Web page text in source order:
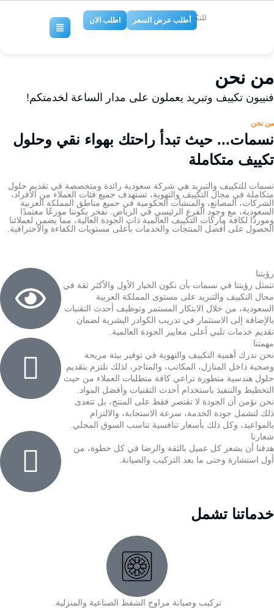
للتكييف والتبريد
أطلب عرض السعر اطلب الان
من نحن
فنييون تكييف وتبريد يعملون على مدار الساعة لخدمتكم!
من نحن
نسمات... حيث تبدأ راحتك بهواء نقي وحلول
تكييف متكاملة
نسمات للتكييف والتبريد هي شركة سعودية رائدة ومتخصصة في تقديم حلول
متكاملة في مجال التكييف والتهوية، تستهدف جميع فئات العملاء من الأفراد،
الشركات، المصانع، والمنشآت الحكومية في جميع مناطق المملكة العربية
السعودية، مع وجود الفرع الرئيسي في الرياض. نفخر بكوننا موزعًا معتمدًا
وموردًا لكافة ماركات التكييف العالمية ذات الجودة العالية، مما يضمن لعملائنا
الحصول على أفضل المنتجات والخدمات بأعلى مستويات الكفاءة والاحترافية.
رؤيتنا
تتمثل رؤيتنا في نسمات بأن نكون الخيار الأول والأكثر ثقة في
مجال التكييف والتبريد على مستوى المملكة العربية
السعودية، من خلال الابتكار المستمر وتوظيف أحدث التقنيات
بالإضافة إلى الاستثمار في تدريب الكوادر البشرية لضمان
تقديم خدمات تلبي أعلى معايير الجودة العالمية.
مهمتنا
نحن ندرك أهمية التكييف والتهوية في توفير بيئة مريحة
وصحية داخل المنازل، المكاتب، والمتاجر، لذلك نلتزم بتقديم
حلول هندسية متطورة تراعي كافة متطلبات العملاء من حيث
التخطيط والتنفيذ باستخدام أحدث التقنيات وأفضل المواد.
نحن نؤمن أن الجودة لا تقتصر فقط على المنتج، بل تتعدى
ذلك لتشمل جودة الخدمة، سرعة الاستجابة، والالتزام
بالمواعيد، وكل ذلك بأسعار تنافسية تناسب السوق المحلي.
شعارنا
هدفنا أن يشعر كل عميل بالثقة والرضا في كل خطوة، من
أول استشارة وحتى ما بعد التركيب والصيانة.
خدماتنا تشمل
تركيب وصيانة مراوح الشفط الصناعية والمنزلية.